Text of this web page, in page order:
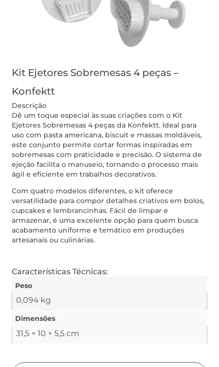
Kit Ejetores Sobremesas 4 peças –
Konfektt
Descrição
Dê um toque especial às suas criações com o Kit
Ejetores Sobremesas 4 peças da Konfektt. Ideal para
uso com pasta americana, biscuit e massas moldáveis,
este conjunto permite cortar formas inspiradas em
sobremesas com praticidade e precisão. O sistema de
ejeção facilita o manuseio, tornando o processo mais
ágil e eficiente em trabalhos decorativos.
Com quatro modelos diferentes, o kit oferece
versatilidade para compor detalhes criativos em bolos,
cupcakes e lembrancinhas. Fácil de limpar e
armazenar, é uma excelente opção para quem busca
acabamento uniforme e temático em produções
artesanais ou culinárias.
Características Técnicas:
Peso
0,094 kg
Dimensões
31,5 × 10 × 5,5 cm